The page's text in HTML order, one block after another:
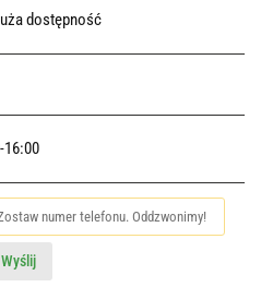
dostępność
16:00
Wyślij